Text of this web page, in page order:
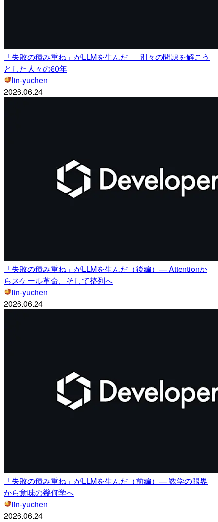
「失敗の積み重ね」がLLMを生んだ — 別々の問題を解こう
とした人々の80年
lin-yuchen
2026.06.24
「失敗の積み重ね」がLLMを生んだ（後編）— Attentionか
らスケール革命、そして整列へ
lin-yuchen
2026.06.24
「失敗の積み重ね」がLLMを生んだ（前編）— 数学の限界
から意味の幾何学へ
lin-yuchen
2026.06.24